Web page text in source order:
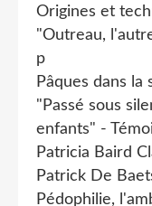
Origines et
"Outreau,
p
Pâques dans la
"Passé sous
enfants" -
Patricia Baird
Patrick De
Pédophilie,